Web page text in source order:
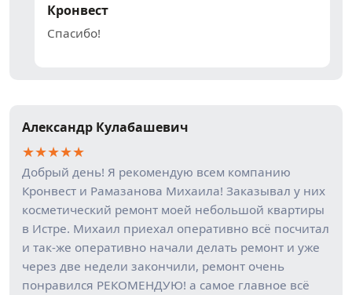
Кронвест
Спасибо!
Александр Кулабашевич
★★★★★
Добрый день! Я рекомендую всем компанию
Кронвест и Рамазанова Михаила! Заказывал у них
косметический ремонт моей небольшой квартиры
в Истре. Михаил приехал оперативно всё посчитал
и так-же оперативно начали делать ремонт и уже
через две недели закончили, ремонт очень
понравился РЕКОМЕНДУЮ! а самое главное всё